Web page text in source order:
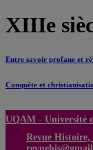
XIIIe
Entre savoir profane et
Conquête et
UQAM - Université
Revue Histoire,